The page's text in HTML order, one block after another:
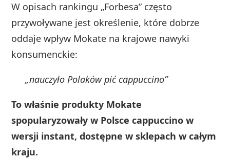
W opisach rankingu „Forbesa” często
przywoływane jest określenie, które dobrze
oddaje wpływ Mokate na krajowe nawyki
konsumenckie:
„nauczyło Polaków pić cappuccino”
To właśnie produkty Mokate
spopularyzowały w Polsce cappuccino w
wersji instant, dostępne w sklepach w całym
kraju.